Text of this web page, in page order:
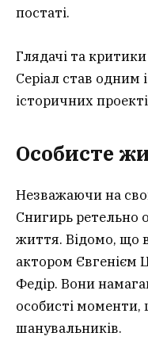
постаті.
Глядачі та
Серіал став одним
історичних
Особисте
Незважаючи на
Снигирь ретельно
життя. Відомо, що
актором Євгенієм
Федір. Вони
особисті
шанувальників.